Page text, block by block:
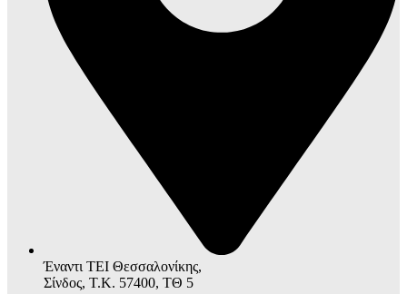
Έναντι ΤΕΙ Θεσσαλονίκης,
Σίνδος, Τ.Κ. 57400, ΤΘ 5